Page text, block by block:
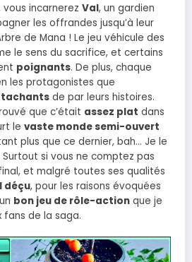
vous incarnerez Val, un gardien
les offrandes jusqu’à leur
de Mana ! Le jeu véhicule des
le sens du sacrifice, et certains
poignants. De plus, chaque
les protagonistes que
de par leurs histoires.
que c’était assez plat dans
le vaste monde semi-ouvert
plus que ce dernier, bah… Je le
Surtout si vous ne comptez pas
et malgré toutes ses qualités
déçu, pour les raisons évoquées
bon jeu de rôle-action que je
fans de la saga.